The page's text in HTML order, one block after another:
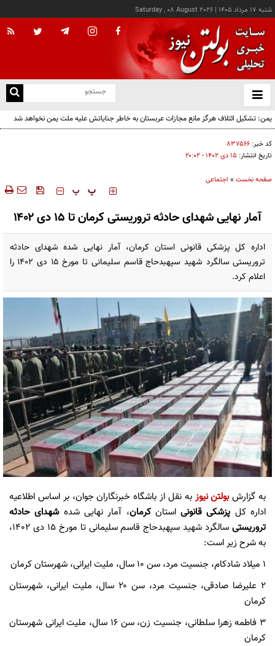
شنبه ۱۷ مرداد ۱۴۰۵ |
Saturday , 08 August 2026
باز
و
یمن: تشکیل ائتلاف هرگز مانع مجازات عربستان به خاطر جنایاتش علیه ملت یمن نخواهد شد
کد خبر: ۸۳۷۵۶۶
تاریخ انتشار: ۱۵ دی ۱۴۰۲ - ۲۰:۰۲
صفحه نخست » اجتماعی
‍‍‍ پ پ
آمار نهایی شهدای حادثه تروریستی کرمان تا ۱۵ دی ۱۴۰۲
اداره کل پزشکی قانونی استان کرمان، آمار نهایی شده شهدای حادثه
تروریستی سالگرد شهید سپهبدحاج قاسم سلیمانی تا مورخ ۱۵ دی ۱۴۰۲ را
اعلام کرد.
به گزارش بولتن نیوز به نقل از باشگاه خبرنگاران جوان، بر اساس اطلاعیه
اداره کل پزشکی قانونیاستانکرمان، آمار نهایی شدهشهدای حادثه
تروریستی
سالگرد شهید سپهبدحاج قاسم سلیمانی تا مورخ ۱۵ دی ۱۴۰۲،
به شرح زیر است:
۱ میلاد شادکام، جنسیت مرد، سن ۱۰ سال، ملیت ایرانی، شهرستان کرمان
۲ علیرضا صادقی، جنسیت مرد، سن ۲۰ سال، ملیت ایرانی، شهرستان
کرمان
۳ فاطمه زهرا سلطانی، جنسیت زن، سن ۱۶ سال، ملیت ایرانی شهرستان
کرمان